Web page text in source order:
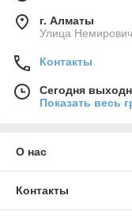
г. Алматы
Улица
Контакты
Сегодня
Показать весь
О нас
Контакты